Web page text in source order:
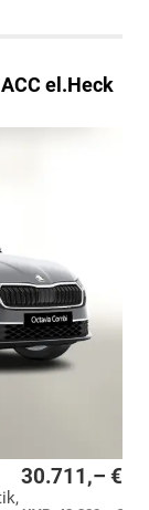
el.Heck
30.711,– €